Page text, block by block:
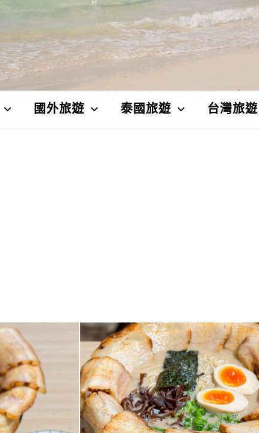
國外旅遊 泰國旅遊 台灣旅遊